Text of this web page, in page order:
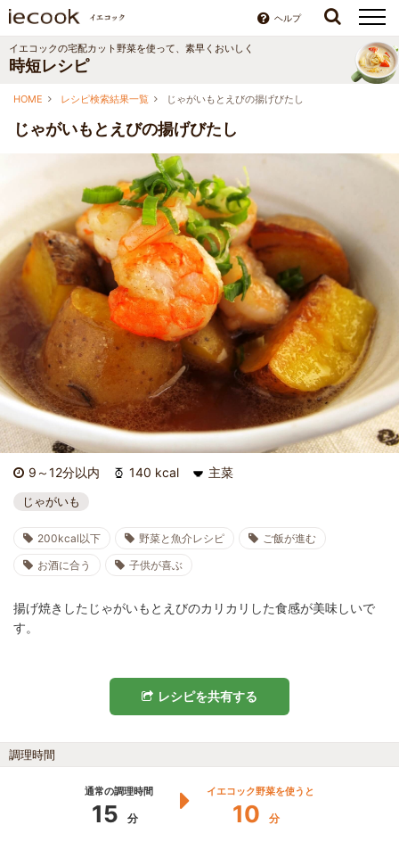
ヘルプ
イエコックの宅配カット野菜を使って、素早くおいしく
時短レシピ
HOME レシピ検索結果一覧 じゃがいもとえびの揚げびたし
じゃがいもとえびの揚げびたし
9～12分以内 140 kcal 主菜
じゃがいも
200kcal以下 野菜と魚介レシピ
ご飯が進む
お酒に合う
子供が喜ぶ
揚げ焼きしたじゃがいもとえびのカリカリした食感が美味しいで
す。
レシピを共有する
調理時間
通常の調理時間
15 分
イエコック野菜を使うと
10 分